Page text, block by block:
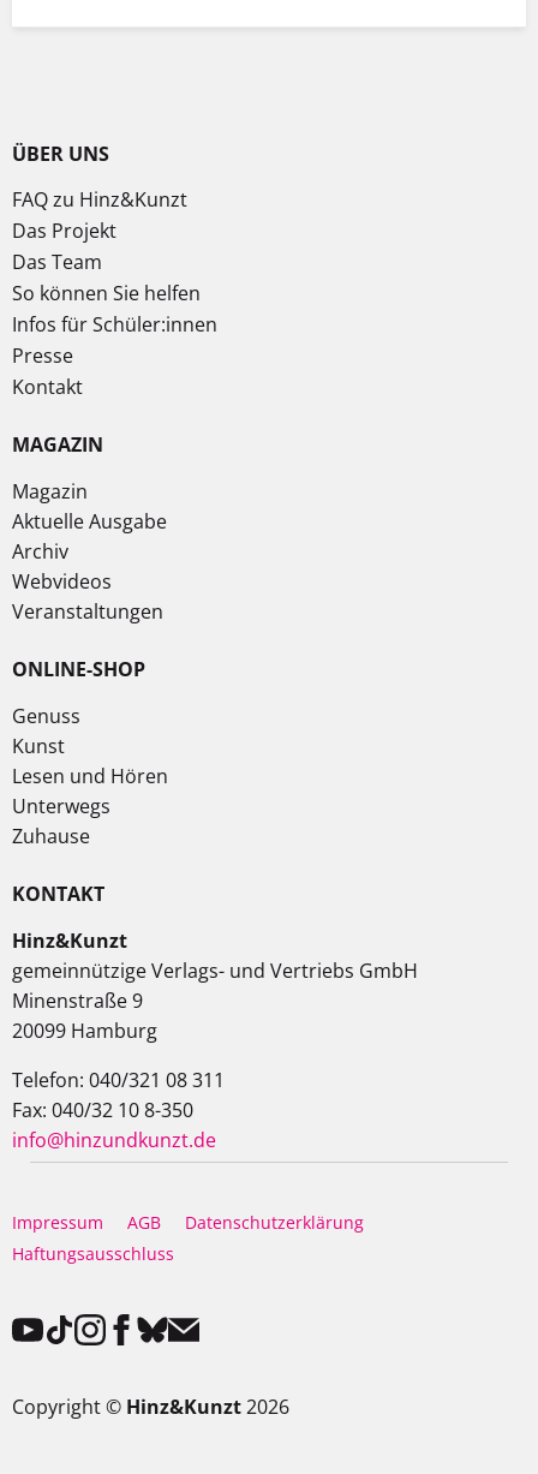
ÜBER UNS
FAQ zu Hinz&Kunzt
Das Projekt
Das Team
So können Sie helfen
Infos für Schüler:innen
Presse
Kontakt
MAGAZIN
Magazin
Aktuelle Ausgabe
Archiv
Webvideos
Veranstaltungen
ONLINE-SHOP
Genuss
Kunst
Lesen und Hören
Unterwegs
Zuhause
KONTAKT
Hinz&Kunzt
gemeinnützige Verlags- und Vertriebs GmbH
Minenstraße 9
20099 Hamburg
Telefon: 040/321 08 311
Fax: 040/32 10 8-350
info@hinzundkunzt.de
Impressum AGB
Datenschutzerklärung
Haftungsausschluss
Copyright © Hinz&Kunzt2026